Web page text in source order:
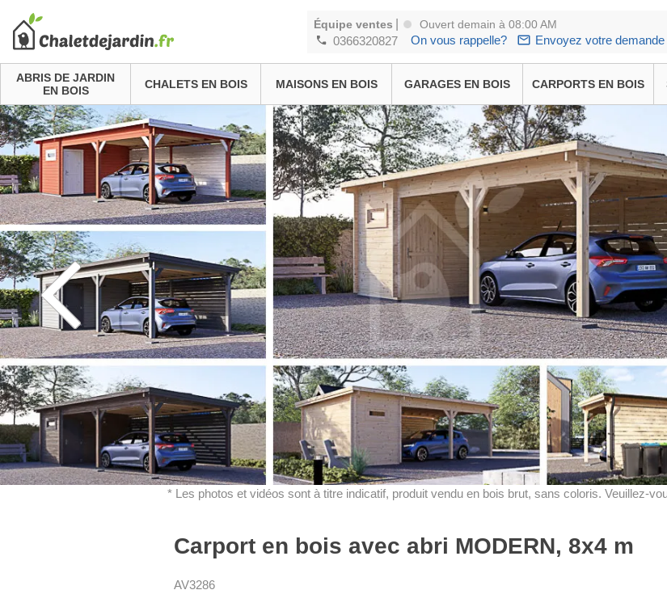
Équipe ventes Ouvert demain à 08:00 AM
0366320827 On vous rappelle? Envoyez votre demande
ABRIS DE JARDIN
EN BOIS
CHALETS EN BOIS MAISONS EN BOIS GARAGES EN BOIS CARPORTS EN BOIS
* Les photos et vidéos sont à titre indicatif, produit vendu en bois brut, sans coloris. Veuillez-
Carport en bois avec abri MODERN, 8x4 m
AV3286